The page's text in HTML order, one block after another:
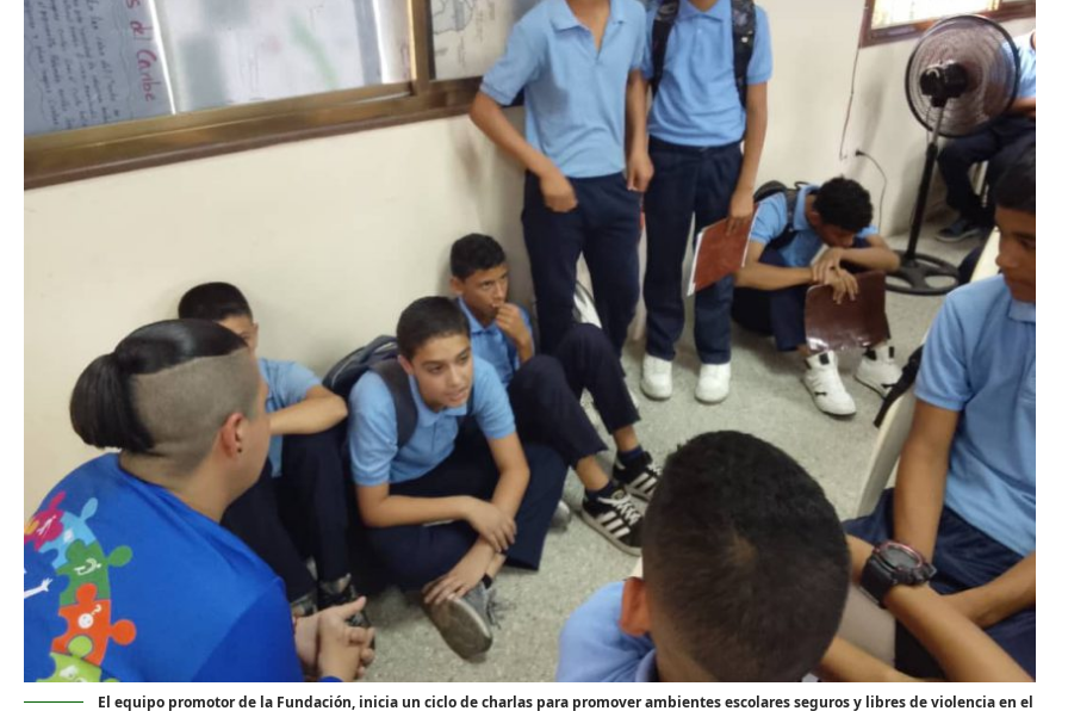
El equipo promotor de la Fundación, inicia un ciclo de charlas para promover ambientes escolares seguros y libres de violencia en el